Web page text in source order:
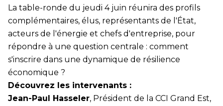
La table-ronde du jeudi 4 juin réunira des profils
complémentaires, élus, représentants de l'État,
acteurs de l'énergie et chefs d'entreprise, pour
répondre à une question centrale : comment
s'inscrire dans une dynamique de résilience
économique ?
Découvrez les intervenants :
Jean-Paul Hasseler, Président de la CCI Grand Est,